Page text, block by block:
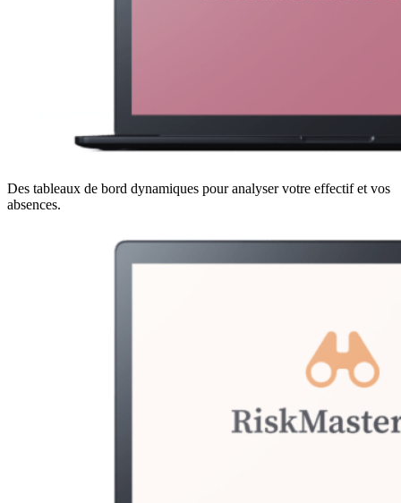
Des tableaux de bord dynamiques pour analyser votre effectif et vos
absences.